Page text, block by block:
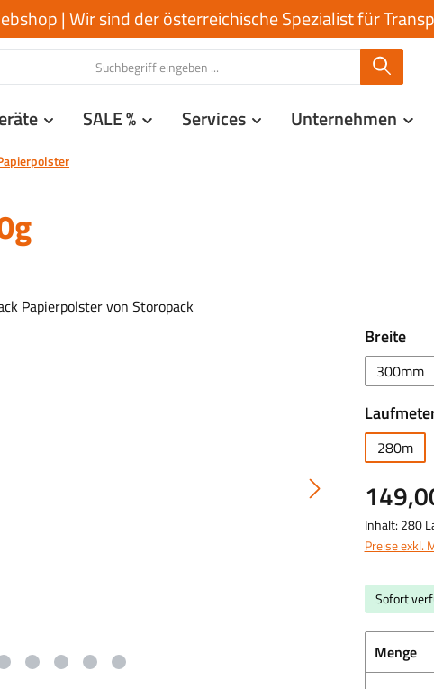
| Wir sind der österreichische Spezialist für
SALE % Services Unternehmen
Breite
300mm
280m
Inhalt: 280
Preise exkl.
Sofort
Menge